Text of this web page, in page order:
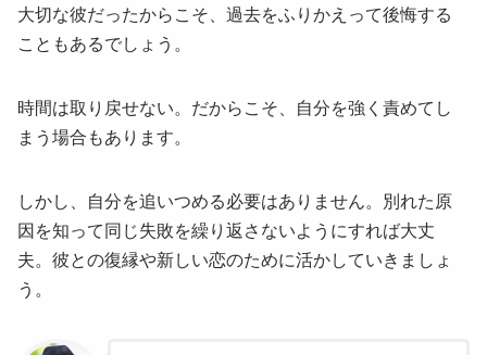
大切な彼だったからこそ、過去をふりかえって後悔する
こともあるでしょう。
時間は取り戻せない。だからこそ、自分を強く責めてし
まう場合もあります。
しかし、自分を追いつめる必要はありません。別れた原
因を知って同じ失敗を繰り返さないようにすれば大丈
夫。彼との復縁や新しい恋のために活かしていきましょ
う。